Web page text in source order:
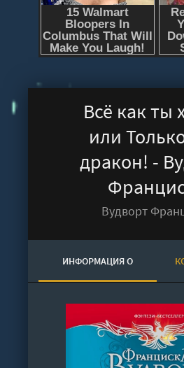
Всё как ты
или
дракон! -
Вудворт
ИНФОРМАЦИЯ О
АУДИОКНИГЕ